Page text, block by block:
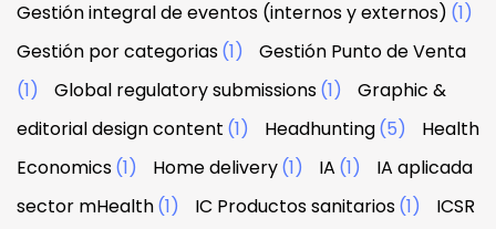
Gestión integral de eventos (internos y externos) (1)
Gestión por categorias(1)
Gestión Punto de Venta
(1)
Global regulatory submissions(1)
Graphic &
editorial design content (1) Headhunting(5)
Health
Economics(1) Home delivery(1) IA (1)
IA aplicada
sector mHealth(1) IC Productos sanitarios(1)
ICSR